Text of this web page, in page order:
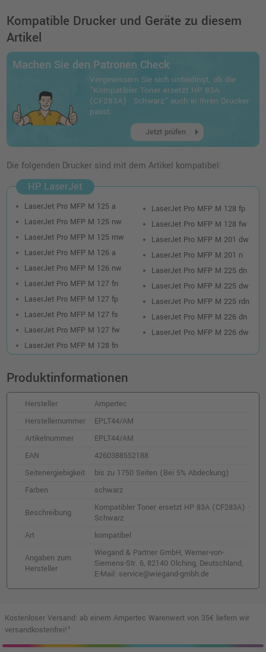
Kompatible Drucker und Geräte zu diesem
Artikel
Machen Sie den Patronen Check
Vergewissern Sie sich unbedingt, ob die
"Kompatibler Toner ersetzt HP 83A
(CF283A) · Schwarz" auch in Ihren Drucker
passt.
Jetzt prüfen arrow_right
Die folgenden Drucker sind mit dem Artikel kompatibel:
HP LaserJet
LaserJet Pro MFP M 125 a
LaserJet Pro MFP M 125 nw
LaserJet Pro MFP M 125 rnw
LaserJet Pro MFP M 126 a
LaserJet Pro MFP M 126 nw
LaserJet Pro MFP M 127 fn
LaserJet Pro MFP M 127 fp
LaserJet Pro MFP M 127 fs
LaserJet Pro MFP M 127 fw
LaserJet Pro MFP M 128 fn
LaserJet Pro MFP M 128 fp
LaserJet Pro MFP M 128 fw
LaserJet Pro MFP M 201 dw
LaserJet Pro MFP M 201 n
LaserJet Pro MFP M 225 dn
LaserJet Pro MFP M 225 dw
LaserJet Pro MFP M 225 rdn
LaserJet Pro MFP M 226 dn
LaserJet Pro MFP M 226 dw
Produktinformationen
Hersteller
Ampertec
Herstellernummer
EPLT44/AM
Artikelnummer
EPLT44/AM
EAN
4260388552188
Seitenergiebigkeit
bis zu 1750 Seiten (Bei 5% Abdeckung)
Farben
schwarz
Beschreibung
Kompatibler Toner ersetzt HP 83A (CF283A) ·
Schwarz
Art
kompatibel
Angaben zum
Hersteller
Wiegand & Partner GmbH, Werner-von-
Siemens-Str. 6, 82140 Olching, Deutschland,
E-Mail: service@wiegand-gmbh.de
Kostenloser Versand: ab einem Ampertec Warenwert von 35€ liefern wir
versandkostenfrei!¹